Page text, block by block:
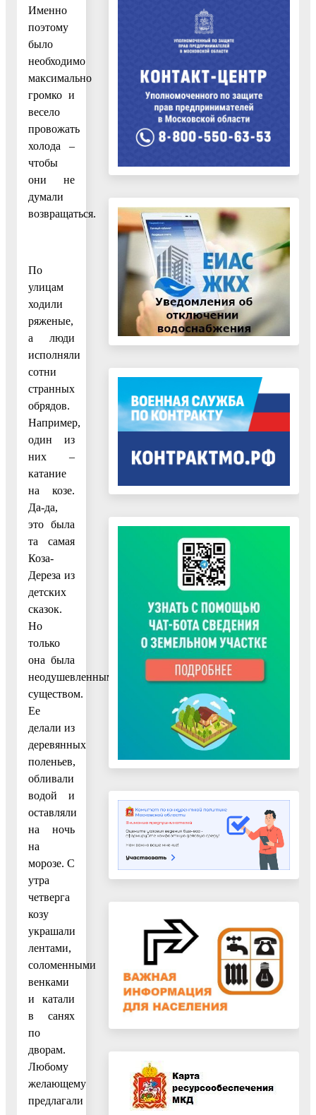
Именно
поэтому
было
необходимо
максимально
громко и
весело
провожать
холода –
чтобы
они не
думали
возвращаться.
По
улицам
ходили
ряженые,
а люди
исполняли
сотни
странных
обрядов.
Например,
один из
них –
катание
на козе.
Да-да,
это была
та самая
Коза-
Дереза из
детских
сказок.
Но
только
она была
неодушевленным
существом.
Ее
делали из
деревянных
поленьев,
обливали
водой и
оставляли
на ночь
на
морозе. С
утра
четверга
козу
украшали
лентами,
соломенными
венками
и катали
в санях
по
дворам.
Любому
желающему
предлагали